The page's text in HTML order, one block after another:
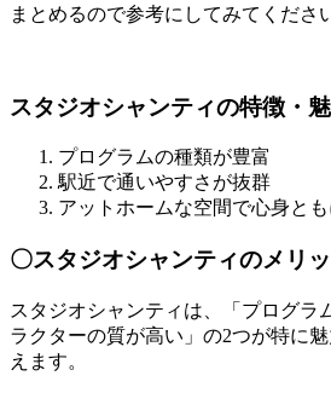
まとめるので参考にしてみてくださ
スタジオシャンティの特徴・
プログラムの種類が豊富
駅近で通いやすさが抜群
アットホームな空間で心身と
〇スタジオシャンティのメリ
スタジオシャンティは、
「プログラ
ラクターの質が高い」 の2つが特に
えます。